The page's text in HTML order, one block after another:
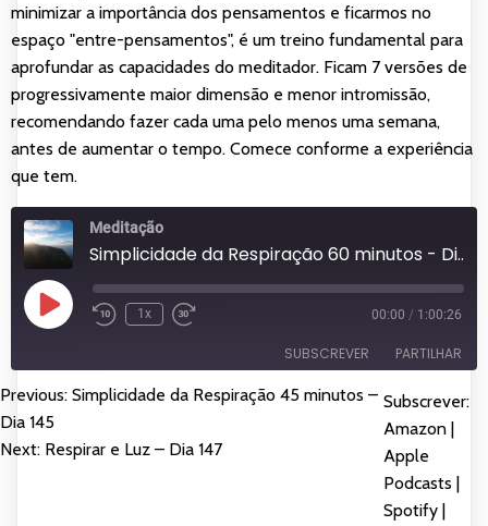
minimizar a importância dos pensamentos e ficarmos no
espaço "entre-pensamentos", é um treino fundamental para
aprofundar as capacidades do meditador. Ficam 7 versões de
progressivamente maior dimensão e menor intromissão,
recomendando fazer cada uma pelo menos uma semana,
antes de aumentar o tempo. Comece conforme a experiência
que tem.
Meditação
Simplicidade da Respiração 60 minutos - Dia 146
Reproduzir
episódio
1x 00:00 / 1:00:26
SUBSCREVER PARTILHAR
Spotify
PARTILHAR
LIGAÇÃO
Subscrever:
Amazon |
Apple
Podcasts |
Spotify |
NAVEGAÇÃO
DE
Previous: Simplicidade da Respiração 45 minutos –
Dia 145
Next: Respirar e Luz – Dia 147